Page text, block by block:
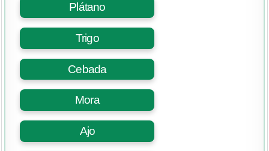
Plátano
Trigo
Cebada
Mora
Ajo